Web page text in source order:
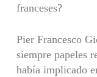
franceses?
Pier Francesco
siempre papeles
había implicado